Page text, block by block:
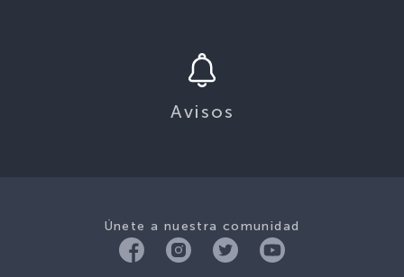
Avisos
Únete a nuestra comunidad